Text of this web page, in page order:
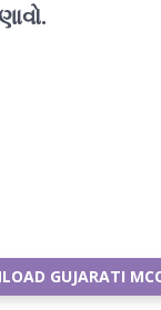
GUJARATI